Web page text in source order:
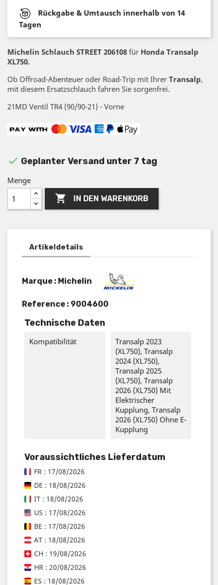
Rückgabe & Umtausch innerhalb von 14
Tagen
Michelin Schlauch STREET 206108 für Honda Transalp
XL750.
Ob Offroad-Abenteuer oder Road-Trip mit Ihrer Transalp,
mit diesem Ersatzschlauch fahren Sie sorgenfrei.
21MD Ventil TR4 (90/90-21) - Vorne
 Geplanter Versand unter 7 tag
Menge
 IN DEN WARENKORB
Artikeldetails
Marque : Michelin
Reference : 9004600
Technische Daten
Kompatibilität
Transalp 2023
(XL750), Transalp
2024 (XL750),
Transalp 2025
(XL750), Transalp
2026 (XL750) Mit
Elektrischer
Kupplung, Transalp
2026 (XL750) Ohne E-
Kupplung
Voraussichtliches Lieferdatum
FR : 17/08/2026
DE : 18/08/2026
IT : 18/08/2026
US : 17/08/2026
BE : 17/08/2026
AT : 18/08/2026
CH : 19/08/2026
HR : 20/08/2026
ES : 18/08/2026